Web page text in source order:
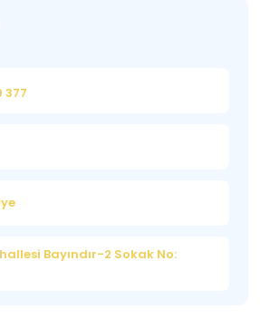
377
Bayındır-2 Sokak No: